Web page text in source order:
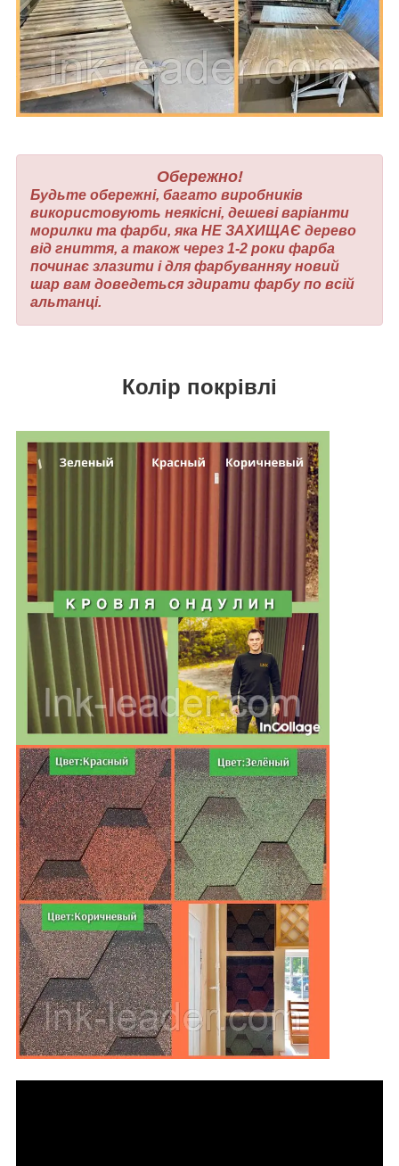
Обережно!
Будьте обережні, багато виробників
використовують неякісні, дешеві варіанти
морилки та фарби, яка НЕ ЗАХИЩАЄ дерево
від гниття, а також через 1-2 роки фарба
починає злазити і для фарбуванняу новий
шар вам доведеться здирати фарбу по всій
альтанці.
Колір покрівлі